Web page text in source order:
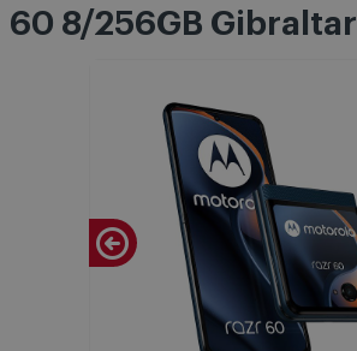
60 8/256GB Gibraltar